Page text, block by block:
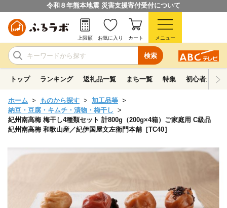
令和８年熊本地震 災害支援寄付受付について
検索
上限額 お気に入り カート メニュー
トップ ランキング 返礼品一覧 まち一覧 特集 初心者ガイド
ホーム ものから探す
加工品等
納豆・豆腐・キムチ・漬物・梅干し
紀州南高梅 梅干し4種類セット 計800g（200g×4箱）ご家庭用 C級品
紀州南高梅 和歌山産／紀伊国屋文左衛門本舗［TC40］